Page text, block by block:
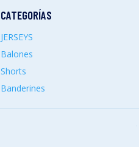
CATEGORÍAS
JERSEYS
Balones
Shorts
Banderines